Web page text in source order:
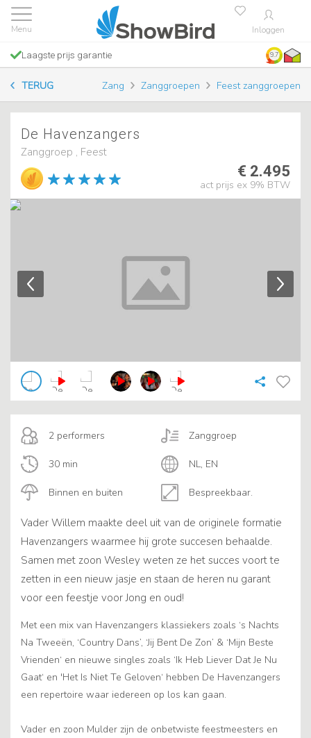
Inloggen
Laagste prijs garantie 9.7
TERUG Zang Zanggroepen Feest zanggroepen
De Havenzangers
Zanggroep , Feest
€ 2.495
act prijs ex 9% BTW
2 performers
Binnen en buiten
Zanggroep
30 min
Bespreekbaar.
NL, EN
Vader Willem maakte deel uit van de originele formatie
Havenzangers waarmee hij grote succesen behaalde.
Samen met zoon Wesley weten ze het succes voort te
zetten in een nieuw jasje en staan de heren nu garant
voor een feestje voor Jong en oud!
Met een mix van Havenzangers klassiekers zoals ‘s Nachts
Na Tweeën, ‘Country Dans’, ‘Jij Bent De Zon’ & ‘Mijn Beste
Vrienden‘ en nieuwe singles zoals ‘Ik Heb Liever Dat Je Nu
Gaat‘ en 'Het Is Niet Te Geloven‘ hebben De Havenzangers
een repertoire waar iedereen op los kan gaan.
Vader en zoon Mulder zijn de onbetwiste feestmeesters en